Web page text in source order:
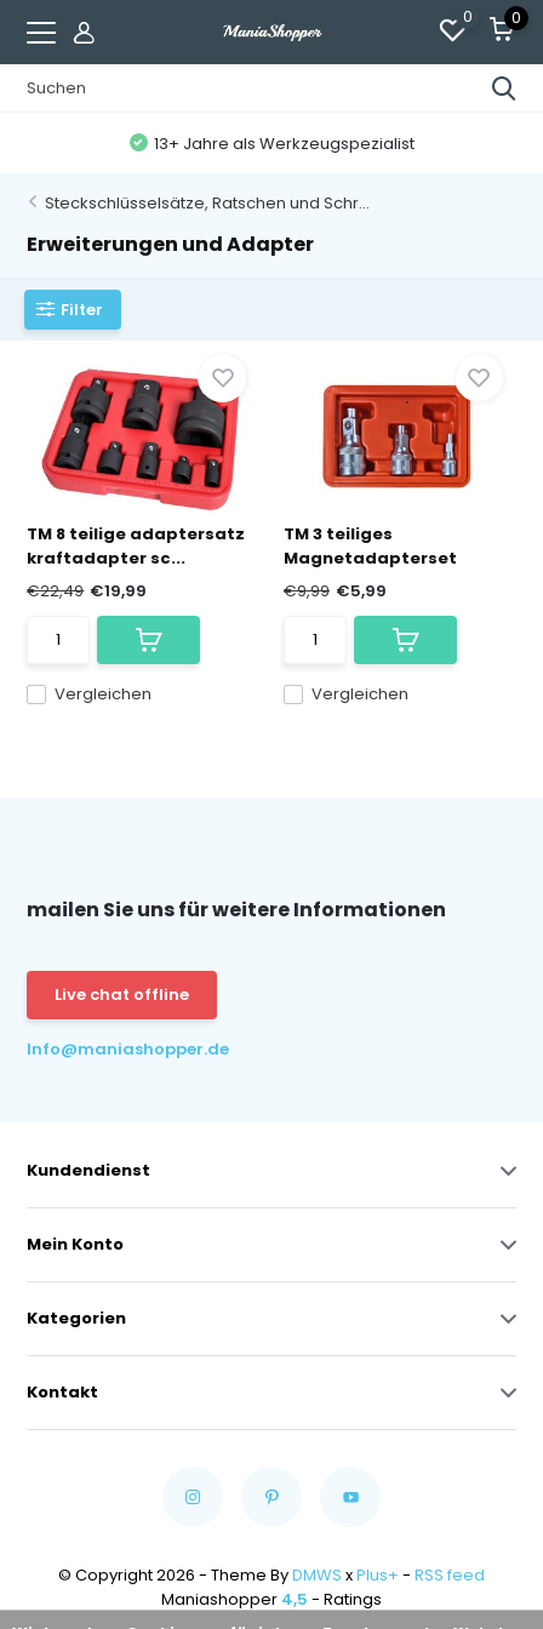
0 0
13+ Jahre als Werkzeugspezialist
Steckschlüsselsätze, Ratschen und Schr...
Erweiterungen und Adapter
Filter
TM 8 teilige adaptersatz
kraftadapter sc...
Vergleichen
€22,49 €19,99
TM 3 teiliges
Magnetadapterset
Vergleichen
€9,99 €5,99
mailen Sie uns für weitere Informationen
Live chat offline
Info@maniashopper.de
Kundendienst
Mein Konto
Kategorien
Kontakt
© Copyright 2026 - Theme ByDMWS xPlus+ - RSS feed
Maniashopper 4,5 - Ratings